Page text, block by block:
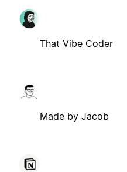
That Vibe Coder
Made by Jacob